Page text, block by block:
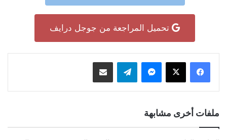
تحميل المراجعة من جوجل درايف
ماسنجر تيلقرام مشاركة عبر البريد
ملفات أخرى مشابهة